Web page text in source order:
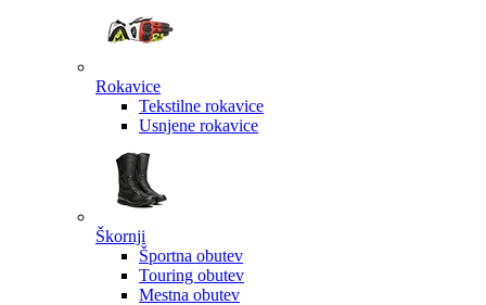
Rokavice
Tekstilne rokavice
Usnjene rokavice
Škornji
Športna obutev
Touring obutev
Mestna obutev